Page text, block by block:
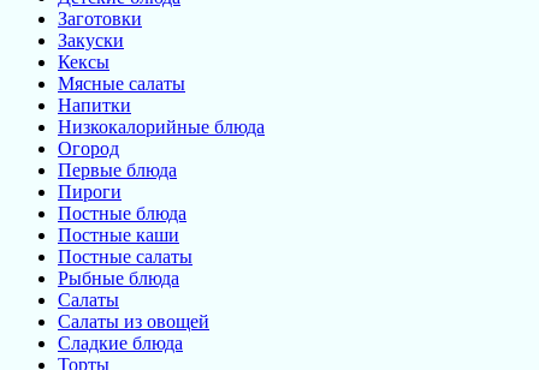
Заготовки
Закуски
Кексы
Мясные салаты
Напитки
Низкокалорийные блюда
Огород
Первые блюда
Пироги
Постные блюда
Постные каши
Постные салаты
Рыбные блюда
Салаты
Салаты из овощей
Сладкие блюда
Торты